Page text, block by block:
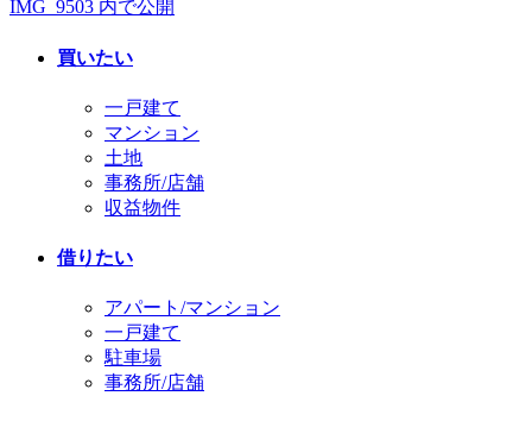
稿
ル
イ
投
IMG_9503 内で公開
買いたい
一戸建て
マンション
土地
事務所/店舗
収益物件
借りたい
アパート/マンション
一戸建て
駐車場
事務所/店舗